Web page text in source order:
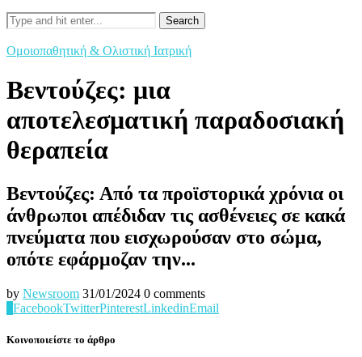
Search
Ομοιοπαθητική & Ολιστική Ιατρική
Βεντούζες: μια
αποτελεσματική παραδοσιακή
θεραπεία
Βεντούζες: Από τα προϊστορικά χρόνια οι
άνθρωποι απέδιδαν τις ασθένειες σε κακά
πνεύματα που εισχωρούσαν στο σώμα,
οπότε εφάρμοζαν την...
by Newsroom 31/01/2024 0 comments
FacebookTwitterPinterestLinkedinEmail
Κοινοποιείστε το άρθρο